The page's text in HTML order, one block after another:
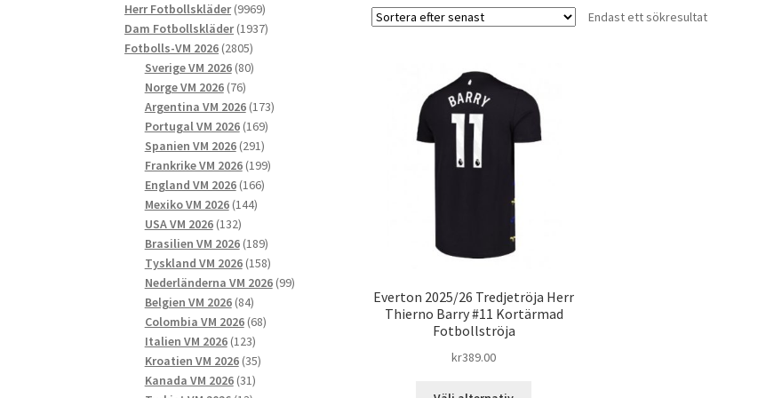
Endast ett sökresultat
Everton 2025/26 Tredjetröja Herr
Thierno Barry #11 Kortärmad
Fotbollströja
kr389.00
produkter
Herr Fotbollskläder 99699969
produkter
Dam Fotbollskläder 19371937
Fotbolls-VM 2026 28052805
produkter
Sverige VM 2026 8080
Norge VM 2026 7676
produkter
Argentina VM 2026 173173
Portugal VM 2026 169169
produkter
Spanien VM 2026 291291
produkter
Frankrike VM 2026 199199
England VM 2026 166166
Mexiko VM 2026 144144
USA VM 2026 132132
produkter
Brasilien VM 2026 189189
produkter
Tyskland VM 2026 158158
produkter
Nederländerna VM 2026 9999
Belgien VM 2026 8484
produkter
Colombia VM 2026 6868
Italien VM 2026 123123
produkter
Kroatien VM 2026 3535
Kanada VM 2026 3131